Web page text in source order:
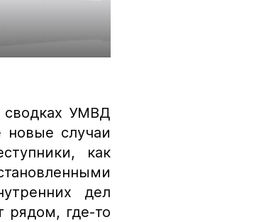
сводках УМВД
новые случаи
как
дел
рядом, где-то